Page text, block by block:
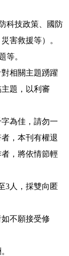
科技政策、國防
害救援等）。
。
相關主題踴躍
題，以利審
為佳，請勿一
，本刊有權退
，將依情節輕
3人，採雙向匿
不願接受修